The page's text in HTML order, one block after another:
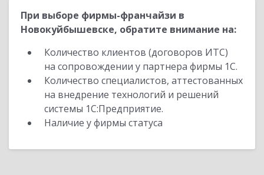
При выборе фирмы-франчайзи в
Новокуйбышевске, обратите внимание на:
Количество клиентов (договоров ИТС)
на сопровождении у партнера фирмы 1С.
Количество специалистов, аттестованных
на внедрение технологий и решений
системы 1С:Предприятие.
Наличие у фирмы статуса